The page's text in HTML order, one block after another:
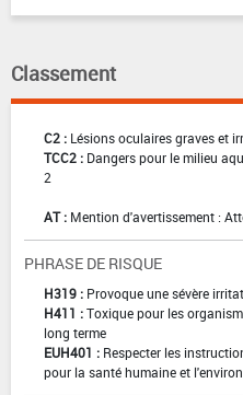
Classement
C2 : Lésions oculaires graves et
TCC2 : Dangers pour le milieu
2
AT : Mention d'avertissement :
PHRASE DE RISQUE
H319 : Provoque une sévère
H411 :Toxique pour les
long terme
EUH401 : Respecter les
pour la santé humaine et